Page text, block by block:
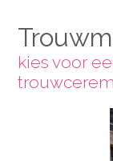
kies voor